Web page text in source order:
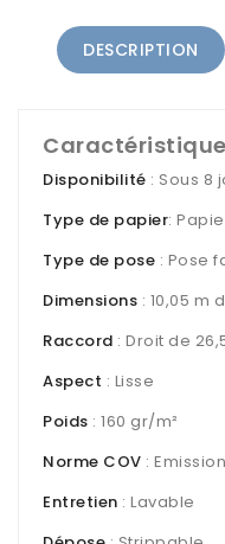
DESCRIPTION
Disponibilité : Sous 8
Type de papier:
Type de pose : Pose
Dimensions : 10,05 m
Raccord : Droit de
Aspect : Lisse
Poids : 160 gr/m²
Norme COV :
Entretien : Lavable